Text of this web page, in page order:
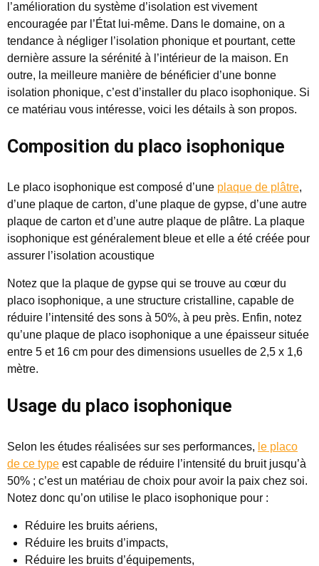
l’amélioration du système d’isolation est vivement
encouragée par l’État lui-même. Dans le domaine, on a
tendance à négliger l’isolation phonique et pourtant, cette
dernière assure la sérénité à l’intérieur de la maison. En
outre, la meilleure manière de bénéficier d’une bonne
isolation phonique, c’est d’installer du placo isophonique. Si
ce matériau vous intéresse, voici les détails à son propos.
Composition du placo isophonique
Le placo isophonique est composé d’une plaque de plâtre,
d’une plaque de carton, d’une plaque de gypse, d’une autre
plaque de carton et d’une autre plaque de plâtre. La plaque
isophonique est généralement bleue et elle a été créée pour
assurer l’isolation acoustique
Notez que la plaque de gypse qui se trouve au cœur du
placo isophonique, a une structure cristalline, capable de
réduire l’intensité des sons à 50%, à peu près. Enfin, notez
qu’une plaque de placo isophonique a une épaisseur située
entre 5 et 16 cm pour des dimensions usuelles de 2,5 x 1,6
mètre.
Usage du placo isophonique
Selon les études réalisées sur ses performances, le placo
de ce type est capable de réduire l’intensité du bruit jusqu’à
50% ; c’est un matériau de choix pour avoir la paix chez soi.
Notez donc qu’on utilise le placo isophonique pour :
Réduire les bruits aériens,
Réduire les bruits d’impacts,
Réduire les bruits d’équipements,